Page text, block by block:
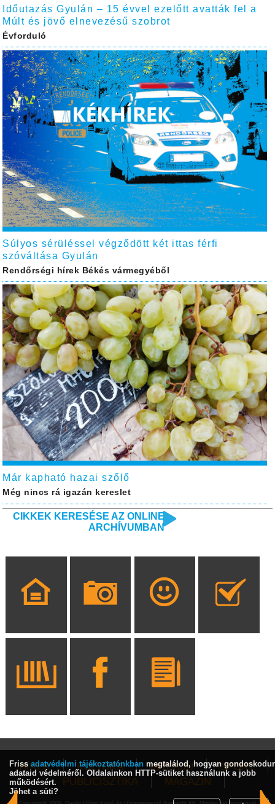
Időutazás Gyulán – 15 évvel ezelőtt avatták fel a
Múlt és jövő elnevezésű szobrot
Évforduló
Súlyos sérüléssel végződött két ittas férfi
szóváltása Gyulán
Rendőrségi hírek Békés vármegyéből
Már kapható hazai szőlő
Még nincs rá igazán kereslet
CIKKEK KERESÉSE AZ ONLINE
ARCHÍVUMBAN
HÍREK KULTÚRA INTERJÚ
SPORT
PUBLICISZTIKA
MAGAZIN
Friss adatvédelmi tájékoztatónkban megtalálod, hogyan
adataid védelméről. Oldalainkon HTTP-sütiket használunk a jobb
működésért.
Jöhet a süti?